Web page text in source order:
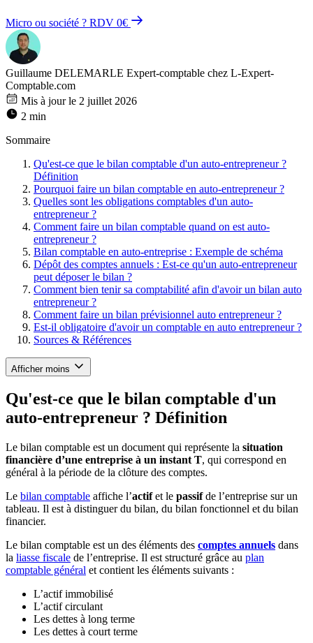
Micro ou société ? RDV 0€
Guillaume DELEMARLE Expert-comptable chez L-Expert-
Comptable.com
Mis à jour le 2 juillet 2026
2 min
Sommaire
Qu'est-ce que le bilan comptable d'un auto-entrepreneur ?
Définition
Pourquoi faire un bilan comptable en auto-entrepreneur ?
Quelles sont les obligations comptables d'un auto-
entrepreneur ?
Comment faire un bilan comptable quand on est auto-
entrepreneur ?
Bilan comptable en auto-entreprise : Exemple de schéma
Dépôt des comptes annuels : Est-ce qu'un auto-entrepreneur
peut déposer le bilan ?
Comment bien tenir sa comptabilité afin d'avoir un bilan auto
entrepreneur ?
Comment faire un bilan prévisionnel auto entrepreneur ?
Est-il obligatoire d'avoir un comptable en auto entrepreneur ?
Sources & Références
Afficher moins
Qu'est-ce que le bilan comptable d'un
auto-entrepreneur ? Définition
Le bilan comptable est un document qui représente la situation
financière d’une entreprise à un instant T, qui correspond en
général à la période de la clôture des comptes.​
Le bilan comptable affiche l’actifet le passifde l’entreprise sur un
tableau. Il est à distinguer du bilan, du bilan fonctionnel et du bilan
financier.
Le bilan comptable est un des éléments des comptes annuels dans
la liasse fiscale de l’entreprise. Il est structuré grâce au plan
comptable général et contient les éléments suivants :
L’actif immobilisé
L’actif circulant
Les dettes à long terme
Les dettes à court terme